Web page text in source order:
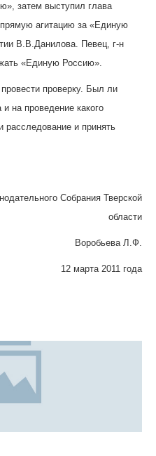
затем выступил глава
агитацию за «Единую
В.В.Данилова. Певец, г-н
«Единую Россию».
проверку. Был ли
на проведение какого
расследование и принять
Собрания Тверской
области
Воробьева Л.Ф.
12 марта 2011 года